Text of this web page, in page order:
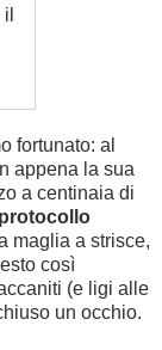
fortunato: al
appena la sua
a centinaia di
protocollo
maglia a strisce,
così
(e ligi alle
un occhio.